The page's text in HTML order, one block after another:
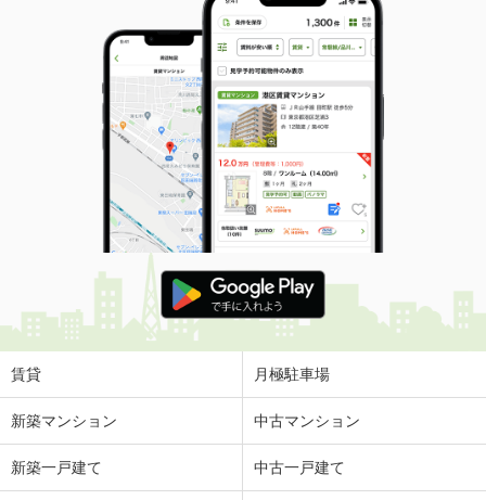
50.29m²
間取り
1LDK
福井県鯖江市定次町
価 格
4.60万円
住 所
福井県鯖江市定次町
専有面積 44.71m²
間取り
1LDK
福井県福井市和田東１丁目
価 格
5.40万円
住 所
福井県福井市和田東１丁目
専有面積
福井県小浜市太興寺
4.70万円
賃貸 月極駐車場
新築マンション 中古マンション
新築一戸建て 中古一戸建て